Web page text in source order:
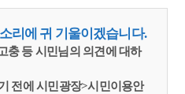
리에 귀 기울이겠습니다.
충 등 시민님의 의견에 대하
전에 시민광장>시민이용안